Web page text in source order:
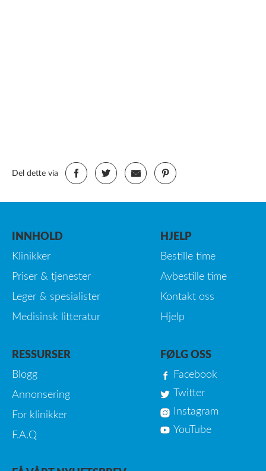
Del dette via
INNHOLD
Klinikker
Priser & tjenester
Leger & spesialister
Medisinsk litteratur
HJELP
Bestille time
Avbestille time
Kontakt oss
Hjelp
RESSURSER
Blogg
Annonsering
For klinikker
F.A.Q
FØLG OSS
Facebook
Twitter
Instagram
YouTube